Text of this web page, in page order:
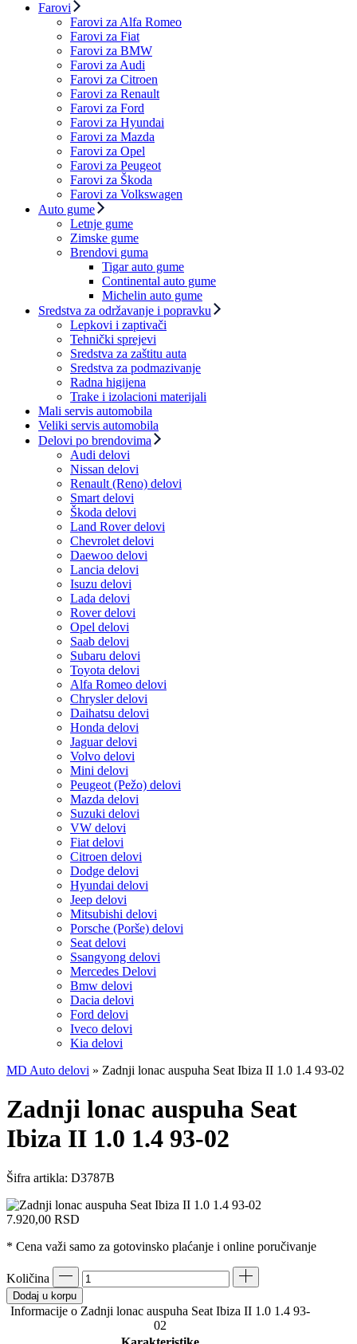
Farovi
Farovi za Alfa Romeo
Farovi za Fiat
Farovi za BMW
Farovi za Audi
Farovi za Citroen
Farovi za Renault
Farovi za Ford
Farovi za Hyundai
Farovi za Mazda
Farovi za Opel
Farovi za Peugeot
Farovi za Škoda
Farovi za Volkswagen
Auto gume
Letnje gume
Zimske gume
Brendovi guma
Tigar auto gume
Continental auto gume
Michelin auto gume
Sredstva za održavanje i popravku
Lepkovi i zaptivači
Tehnički sprejevi
Sredstva za zaštitu auta
Sredstva za podmazivanje
Radna higijena
Trake i izolacioni materijali
Mali servis automobila
Veliki servis automobila
Delovi po brendovima
Audi delovi
Nissan delovi
Renault (Reno) delovi
Smart delovi
Škoda delovi
Land Rover delovi
Chevrolet delovi
Daewoo delovi
Lancia delovi
Isuzu delovi
Lada delovi
Rover delovi
Opel delovi
Saab delovi
Subaru delovi
Toyota delovi
Alfa Romeo delovi
Chrysler delovi
Daihatsu delovi
Honda delovi
Jaguar delovi
Volvo delovi
Mini delovi
Peugeot (Pežo) delovi
Mazda delovi
Suzuki delovi
VW delovi
Fiat delovi
Citroen delovi
Dodge delovi
Hyundai delovi
Jeep delovi
Mitsubishi delovi
Porsche (Porše) delovi
Seat delovi
Ssangyong delovi
Mercedes Delovi
Bmw delovi
Dacia delovi
Ford delovi
Iveco delovi
Kia delovi
MD Auto delovi » Zadnji lonac auspuha Seat Ibiza II 1.0 1.4 93-02
Zadnji lonac auspuha Seat
Ibiza II 1.0 1.4 93-02
Šifra artikla: D3787B
7.920,00 RSD
* Cena važi samo za gotovinsko plaćanje i online poručivanje
Količina
Dodaj u korpu
Informacije o Zadnji lonac auspuha Seat Ibiza II 1.0 1.4 93-
02